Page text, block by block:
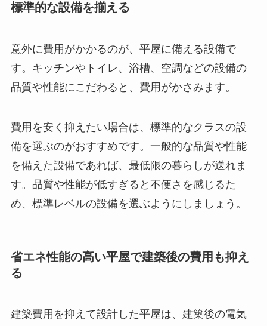
標準的な設備を揃える
意外に費用がかかるのが、平屋に備える設備で
す。キッチンやトイレ、浴槽、空調などの設備の
品質や性能にこだわると、費用がかさみます。
費用を安く抑えたい場合は、標準的なクラスの設
備を選ぶのがおすすめです。一般的な品質や性能
を備えた設備であれば、最低限の暮らしが送れま
す。品質や性能が低すぎると不便さを感じるた
め、標準レベルの設備を選ぶようにしましょう。
省エネ性能の高い平屋で建築後の費用も抑え
る
建築費用を抑えて設計した平屋は、建築後の電気